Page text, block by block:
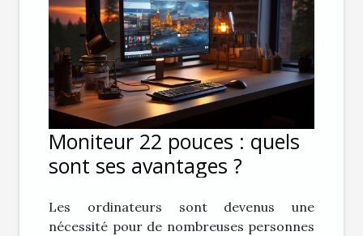
Moniteur 22 pouces : quels
sont ses avantages ?
Les ordinateurs sont devenus une
nécessité pour de nombreuses personnes